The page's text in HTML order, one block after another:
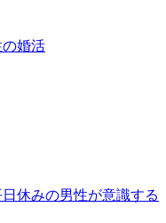
婚活
休みの男性が意識する